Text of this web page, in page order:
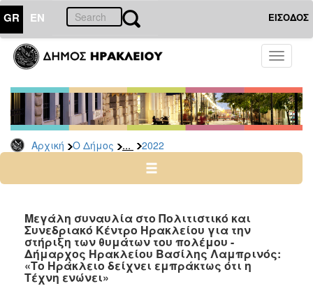
GR EN ΕΙΣΟΔΟΣ
Toggle
Αρχική Ο Δήμος ... 2022
ΔΗΜΟΣ
Δελτία
Τύπου
Αρχείο
2026
2024
2022
2021
2020
Μεγάλη συναυλία στο Πολιτιστικό και
Συνεδριακό Κέντρο Ηρακλείου για την
στήριξη των θυμάτων του πολέμου -
Δήμαρχος Ηρακλείου Βασίλης Λαμπρινός:
«Το Ηράκλειο δείχνει εμπράκτως ότι η
Τέχνη ενώνει»